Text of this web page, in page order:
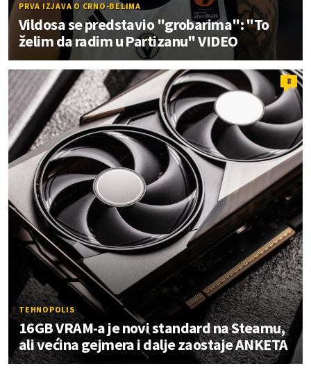
PRVA IZJAVA O CRNO-BELIMA
Vildosa se predstavio "grobarima": "To
želim da radim u Partizanu" VIDEO
8
TEHNOPOLIS
16GB VRAM-a je novi standard na Steamu,
ali većina gejmera i dalje zaostaje ANKETA